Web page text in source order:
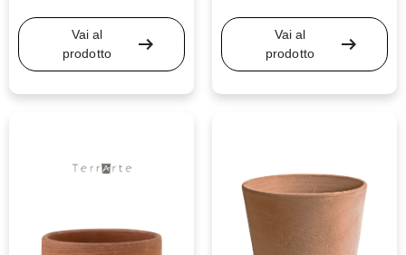
Vai al
prodotto
arrow_right_alt
Vai al
prodotto
arrow_right_alt